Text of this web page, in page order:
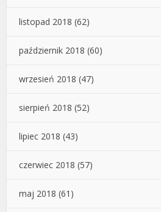
listopad 2018 (62)
październik 2018 (60)
wrzesień 2018 (47)
sierpień 2018 (52)
lipiec 2018 (43)
czerwiec 2018 (57)
maj 2018 (61)